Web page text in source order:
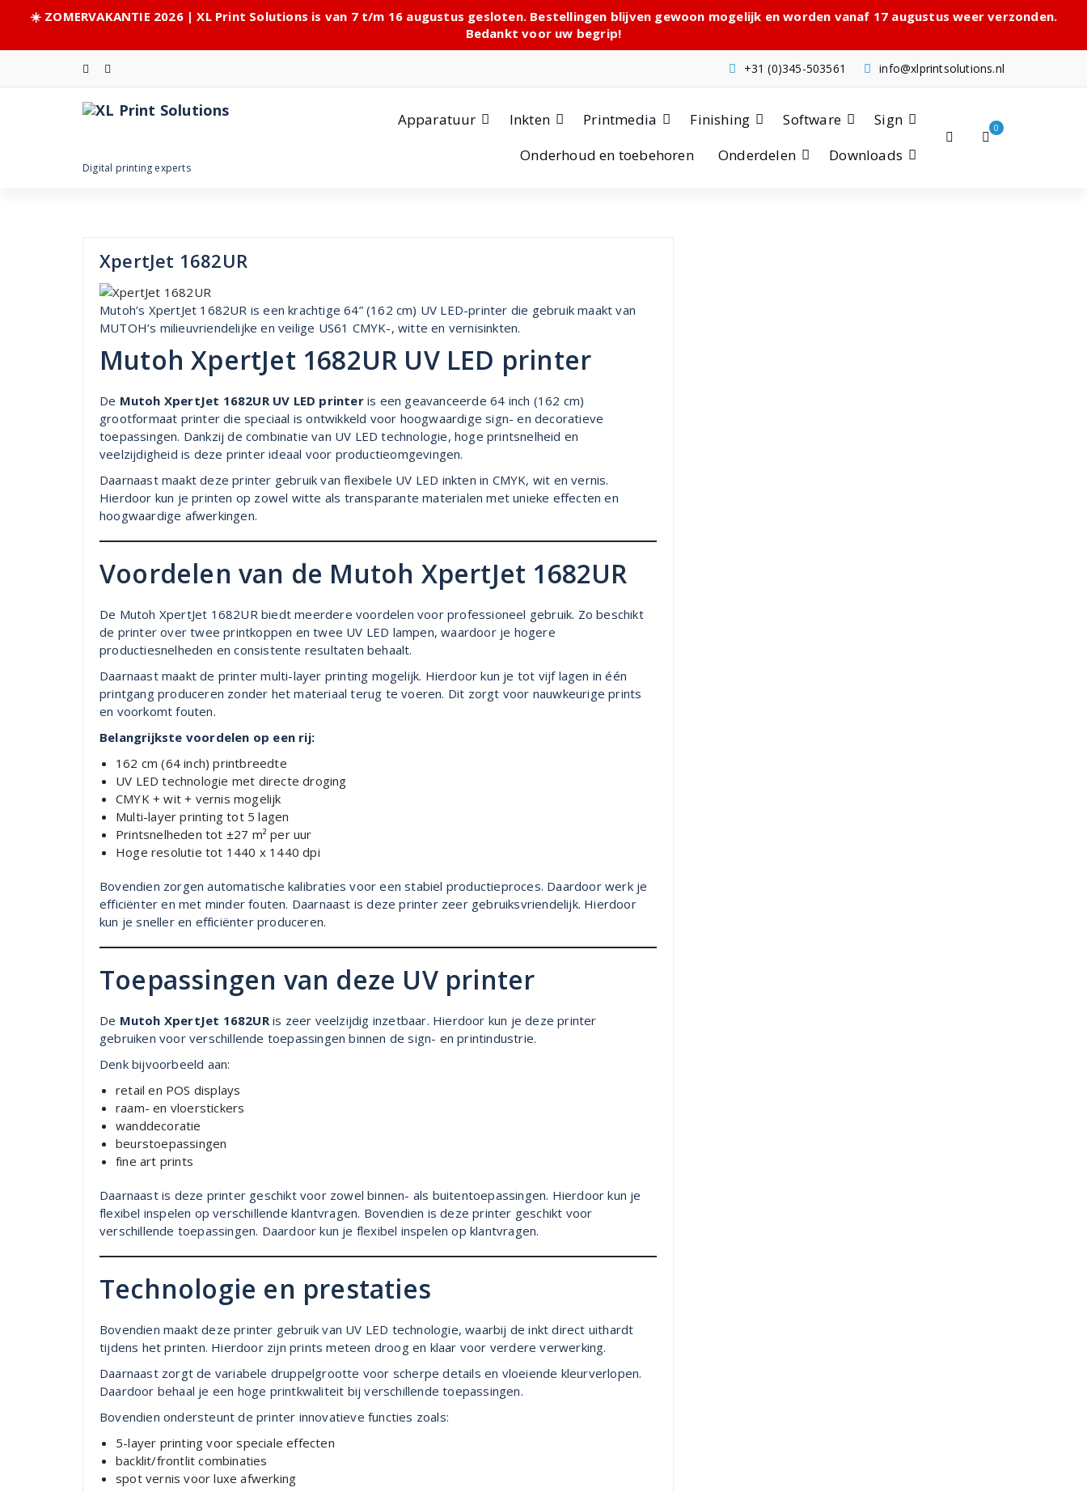
☀️ ZOMERVAKANTIE 2026 | XL Print Solutions is van 7 t/m 16 augustus gesloten. Bestellingen blijven gewoon mogelijk en worden vanaf 17 augustus weer verzonden.
Bedankt voor uw begrip!
info@xlprintsolutions.nl
+31 (0)345-503561
Digital printing experts
Apparatuur Inkten Printmedia Finishing Software
Sign
Onderhoud en toebehoren
Onderdelen Downloads
0
XpertJet 1682UR
Mutoh’s XpertJet 1682UR is een krachtige 64” (162 cm) UV LED-printer die gebruik maakt van
MUTOH’s milieuvriendelijke en veilige US61 CMYK-, witte en vernisinkten.
Mutoh XpertJet 1682UR UV LED printer
De Mutoh XpertJet 1682UR UV LED printeris een geavanceerde 64 inch (162 cm)
grootformaat printer die speciaal is ontwikkeld voor hoogwaardige sign- en decoratieve
toepassingen. Dankzij de combinatie van UV LED technologie, hoge printsnelheid en
veelzijdigheid is deze printer ideaal voor productieomgevingen.
Daarnaast maakt deze printer gebruik van flexibele UV LED inkten in CMYK, wit en vernis.
Hierdoor kun je printen op zowel witte als transparante materialen met unieke effecten en
hoogwaardige afwerkingen.
Voordelen van de Mutoh XpertJet 1682UR
De Mutoh XpertJet 1682UR biedt meerdere voordelen voor professioneel gebruik. Zo beschikt
de printer over twee printkoppen en twee UV LED lampen, waardoor je hogere
productiesnelheden en consistente resultaten behaalt.
Daarnaast maakt de printer multi-layer printing mogelijk. Hierdoor kun je tot vijf lagen in één
printgang produceren zonder het materiaal terug te voeren. Dit zorgt voor nauwkeurige prints
en voorkomt fouten.
Belangrijkste voordelen op een rij:
162 cm (64 inch) printbreedte
UV LED technologie met directe droging
CMYK + wit + vernis mogelijk
Multi-layer printing tot 5 lagen
Printsnelheden tot ±27 m² per uur
Hoge resolutie tot 1440 x 1440 dpi
Bovendien zorgen automatische kalibraties voor een stabiel productieproces. Daardoor werk je
efficiënter en met minder fouten. Daarnaast is deze printer zeer gebruiksvriendelijk. Hierdoor
kun je sneller en efficiënter produceren.
Toepassingen van deze UV printer
De Mutoh XpertJet 1682URis zeer veelzijdig inzetbaar. Hierdoor kun je deze printer
gebruiken voor verschillende toepassingen binnen de sign- en printindustrie.
Denk bijvoorbeeld aan:
retail en POS displays
raam- en vloerstickers
wanddecoratie
beurstoepassingen
fine art prints
Daarnaast is deze printer geschikt voor zowel binnen- als buitentoepassingen. Hierdoor kun je
flexibel inspelen op verschillende klantvragen. Bovendien is deze printer geschikt voor
verschillende toepassingen. Daardoor kun je flexibel inspelen op klantvragen.
Technologie en prestaties
Bovendien maakt deze printer gebruik van UV LED technologie, waarbij de inkt direct uithardt
tijdens het printen. Hierdoor zijn prints meteen droog en klaar voor verdere verwerking.
Daarnaast zorgt de variabele druppelgrootte voor scherpe details en vloeiende kleurverlopen.
Daardoor behaal je een hoge printkwaliteit bij verschillende toepassingen.
Bovendien ondersteunt de printer innovatieve functies zoals:
5-layer printing voor speciale effecten
backlit/frontlit combinaties
spot vernis voor luxe afwerking